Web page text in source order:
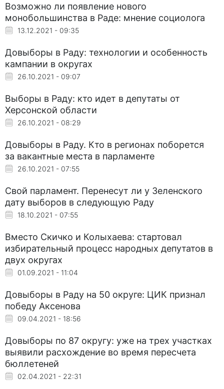
Возможно ли появление нового
монобольшинства в Раде: мнение социолога
13.12.2021 - 09:35
Довыборы в Раду: технологии и особенность
кампании в округах
26.10.2021 - 09:07
Выборы в Раду: кто идет в депутаты от
Херсонской области
26.10.2021 - 08:29
Довыборы в Раду. Кто в регионах поборется
за вакантные места в парламенте
26.10.2021 - 07:55
Свой парламент. Перенесут ли у Зеленского
дату выборов в следующую Раду
18.10.2021 - 07:55
Вместо Скичко и Колыхаева: стартовал
избирательный процесс народных депутатов в
двух округах
01.09.2021 - 11:04
Довыборы в Раду на 50 округе: ЦИК признал
победу Аксенова
09.04.2021 - 18:56
Довыборы по 87 округу: уже на трех участках
выявили расхождение во время пересчета
бюллетеней
02.04.2021 - 22:31